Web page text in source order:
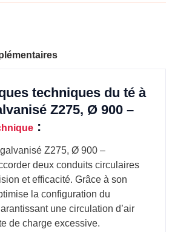
techniques du té à
Z275, Ø 900 –
:
galvanisé Z275, Ø 900 –
deux conduits circulaires
et efficacité. Grâce à son
la configuration du
une circulation d’air
de charge excessive.